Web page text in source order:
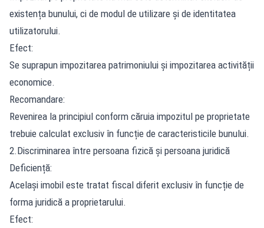
existența bunului, ci de modul de utilizare și de identitatea
utilizatorului.
Efect:
Se suprapun impozitarea patrimoniului și impozitarea activității
economice.
Recomandare:
Revenirea la principiul conform căruia impozitul pe proprietate
trebuie calculat exclusiv în funcție de caracteristicile bunului.
2.Discriminarea între persoana fizică și persoana juridică
Deficiență:
Același imobil este tratat fiscal diferit exclusiv în funcție de
forma juridică a proprietarului.
Efect: